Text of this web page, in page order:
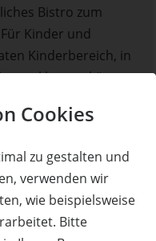
Cookies
zu gestalten und
verwenden wir
wie beispielsweise
Bitte
Bistro zum
Kinder und
Kinderbereich, in
klettern können.
an Boulderneulinge
ab 16 Jahren.
die Freude an der
Neues zu lernen.